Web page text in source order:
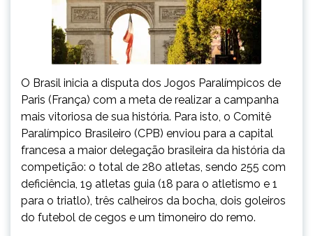
O Brasil inicia a disputa dos Jogos Paralímpicos de
Paris (França) com a meta de realizar a campanha
mais vitoriosa de sua história. Para isto, o Comitê
Paralímpico Brasileiro (CPB) enviou para a capital
francesa a maior delegação brasileira da história da
competição: o total de 280 atletas, sendo 255 com
deficiência, 19 atletas guia (18 para o atletismo e 1
para o triatlo), três calheiros da bocha, dois goleiros
do futebol de cegos e um timoneiro do remo.